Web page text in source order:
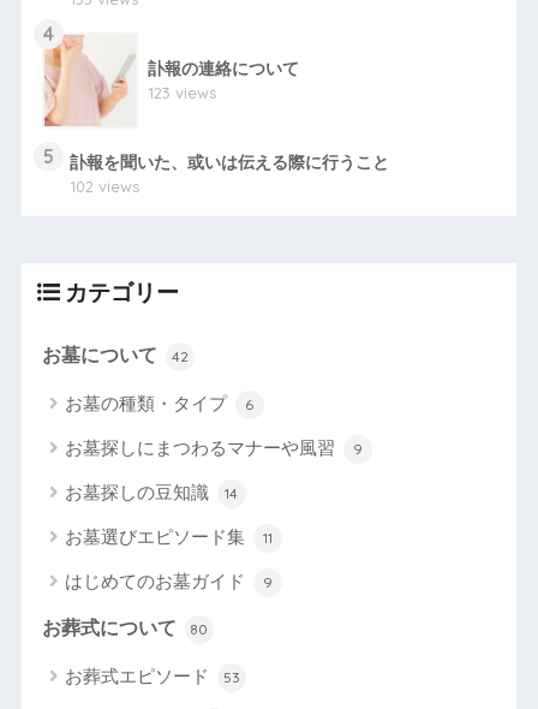
4
訃報の連絡について
123 views
5
訃報を聞いた、或いは伝える際に行うこと
102 views
カテゴリー
お墓について 42
お墓の種類・タイプ 6
お墓探しにまつわるマナーや風習 9
お墓探しの豆知識 14
お墓選びエピソード集 11
はじめてのお墓ガイド 9
お葬式について 80
お葬式エピソード 53